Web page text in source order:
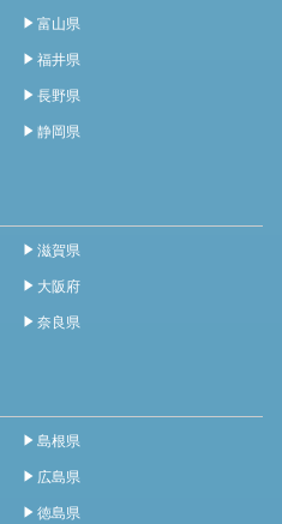
富山県
福井県
長野県
静岡県
滋賀県
大阪府
奈良県
島根県
広島県
徳島県